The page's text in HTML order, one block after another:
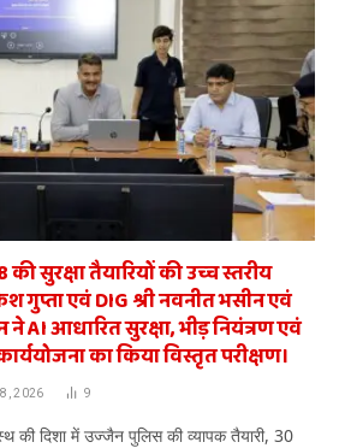
सुरक्षा तैयारियों की उच्च स्तरीय
गुप्ता एवं DIG श्री नवनीत भसीन एवं
AI आधारित सुरक्षा, भीड़ नियंत्रण एवं
का किया विस्तृत परीक्षण।
8, 2026 9
की दिशा में उज्जैन पुलिस की व्यापक तैयारी, 30